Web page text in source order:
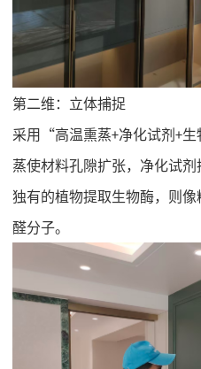
第二维：立体捕捉
采用 “高温熏蒸+净化试剂+
蒸使材料孔隙扩张，净化试
独有的植物提取生物酶，则
醛分子。